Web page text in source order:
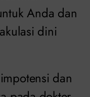
Anda dan
dini
dan